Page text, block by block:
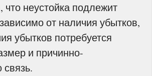
что неустойка подлежит
от наличия убытков,
убытков потребуется
и причинно-